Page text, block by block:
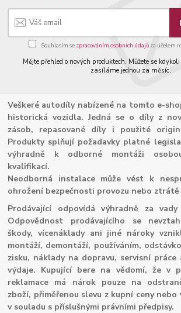
Souhlasím se zpracováním osobních údajůza účelem
Mějte přehled o nových produktech. Můžete se
zasíláme jednou za měsíc.
Veškeré autodíly nabízené na tomto e-
historická vozidla. Jedná se o díly z
zásob, repasované díly i použité
Produkty splňují požadavky platné
výhradně k odborné montáži
kvalifikací.
Neodborná instalace může vést k
ohrožení bezpečnosti provozu nebo ztrátě
Prodávající odpovídá výhradně za
Odpovědnost prodávajícího se
škody, vícenáklady ani jiné nároky
montáží, demontáží, používáním,
zisku, náklady na dopravu, servisní práce
výdaje. Kupující bere na vědomí, že v
reklamace má nárok pouze na
zboží, přiměřenou slevu z kupní ceny nebo
v souladu s příslušnými právními předpisy.